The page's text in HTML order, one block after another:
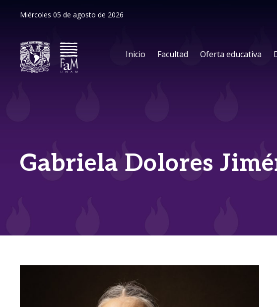
Miércoles 05 de agosto de 2026
Inicio Facultad Oferta educativa
Gabriela Dolores